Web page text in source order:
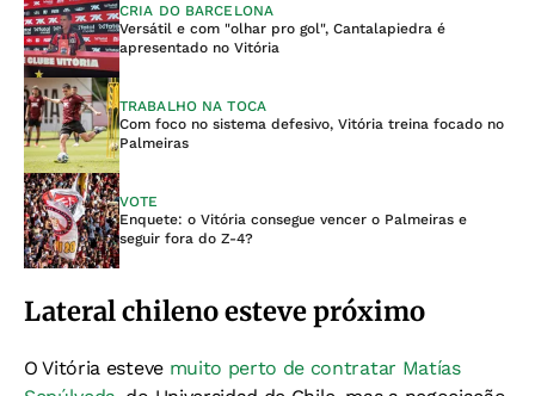
CRIA DO BARCELONA
Versátil e com "olhar pro gol", Cantalapiedra é
apresentado no Vitória
TRABALHO NA TOCA
Com foco no sistema defesivo, Vitória treina focado no
Palmeiras
VOTE
Enquete: o Vitória consegue vencer o Palmeiras e
seguir fora do Z-4?
Lateral chileno esteve próximo
O Vitória esteve muito perto de contratar Matías